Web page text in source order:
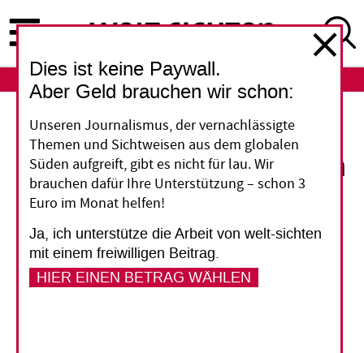
zum
Inhalt
ABO
Klimaschutz
Zweckoptimismus führt in
die Irre
Svenja Schulze will vor dem UN-Klimagipfel am
1,5-Grad-Ziel festhalten – auch wenn es
vorübergehend überschritten werde. Dabei ist
Dies ist keine Paywall.
Aber Geld brauchen wir schon:
Unseren Journalismus, der vernachlässigte
Themen und Sichtweisen aus dem globalen
Süden aufgreift, gibt es nicht für lau. Wir
brauchen dafür Ihre Unterstützung – schon 3
Euro im Monat helfen!
Ja, ich unterstütze die Arbeit von welt-sichten
mit einem freiwilligen Beitrag.
HIER EINEN BETRAG WÄHLEN